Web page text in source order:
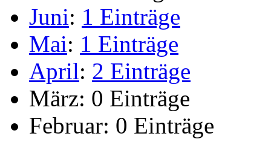
Juni: 1 Einträge
Mai: 1 Einträge
April: 2 Einträge
März: 0 Einträge
Februar: 0 Einträge